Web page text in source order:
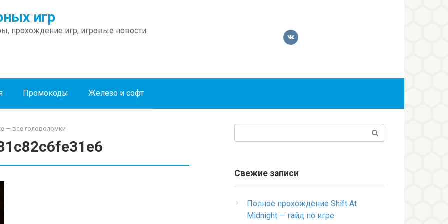
игр
прохождение игр, игровые новости
Промокоды Железо и софт
— все головоломки
Свежие записи
Полное прохождение Shift At
Midnight — гайд по игре